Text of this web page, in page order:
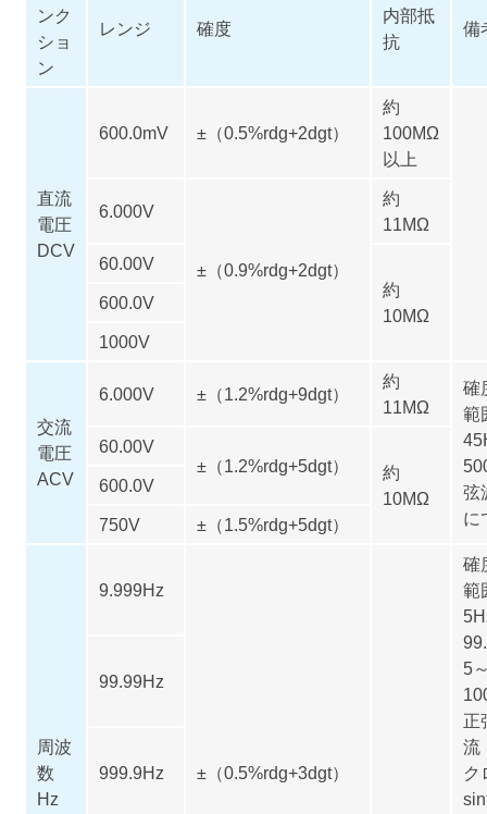
ンク
ショ
ン
レンジ 確度
内部抵
抗
備
直流
電圧
DCV
600.0mV ±（0.5%rdg+2dgt）
約
100MΩ
以上
6.000V
±（0.9%rdg+2dgt）
約
11MΩ
60.00V
約
10MΩ
600.0V
1000V
交流
電圧
ACV
6.000V ±（1.2%rdg+9dgt）
約
11MΩ
確
範
弦
に
60.00V
±（1.2%rdg+5dgt）
約
10MΩ
600.0V
750V
±（1.5%rdg+5dgt）
周波
数
Hz
9.999Hz
±（0.5%rdg+3dgt）
確
範
5
正
流
ク
99.99Hz
999.9Hz